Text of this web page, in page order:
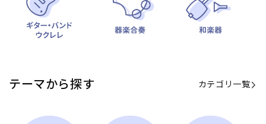
テーマから探す カテゴリ一覧